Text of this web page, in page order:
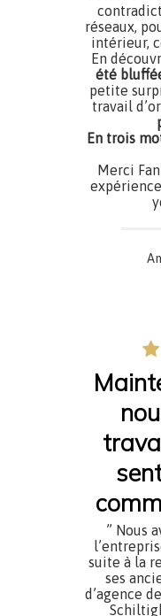
réseaux,
intérieur,
En
été
petite
travail
En trois
Merci
” Nous
suite à la
ses
d’agence